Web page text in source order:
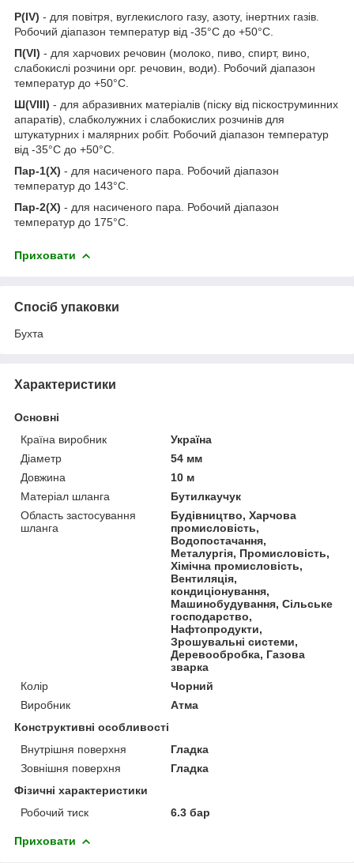
Р(IV) - для повітря, вуглекислого газу, азоту, інертних газів.
Робочий діапазон температур від -35°С до +50°С.
П(VI) - для харчових речовин (молоко, пиво, спирт, вино,
слабокислі розчини орг. речовин, води). Робочий діапазон
температур до +50°С.
Ш(VIII) - для абразивних матеріалів (піску від піскоструминних
апаратів), слабколужних і слабокислих розчинів для
штукатурних і малярних робіт. Робочий діапазон температур
від -35°С до +50°С.
Пар-1(Х) - для насиченого пара. Робочий діапазон
температур до 143°С.
Пар-2(Х) - для насиченого пара. Робочий діапазон
температур до 175°С.
Приховати
Спосіб упаковки
Бухта
Характеристики
Основні
Країна виробник
Україна
Діаметр
54 мм
Довжина
10 м
Матеріал шланга
Бутилкаучук
Область застосування
шланга
Будівництво, Харчова
промисловість,
Водопостачання,
Металургія, Промисловість,
Хімічна промисловість,
Вентиляція,
кондиціонування,
Машинобудування, Сільське
господарство,
Нафтопродукти,
Зрошувальні системи,
Деревообробка, Газова
зварка
Колір
Чорний
Виробник
Атма
Конструктивні особливості
Внутрішня поверхня
Гладка
Зовнішня поверхня
Гладка
Фізичні характеристики
Робочий тиск
6.3 бар
Приховати